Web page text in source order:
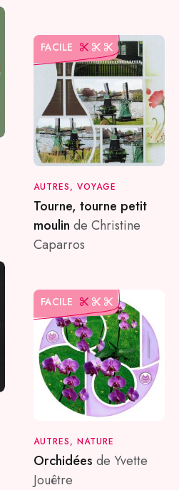
FACILE
AUTRES, VOYAGE
Tourne, tourne petit
moulin de Christine
Caparros
FACILE
AUTRES, NATURE
Orchidées de Yvette
Jouêtre